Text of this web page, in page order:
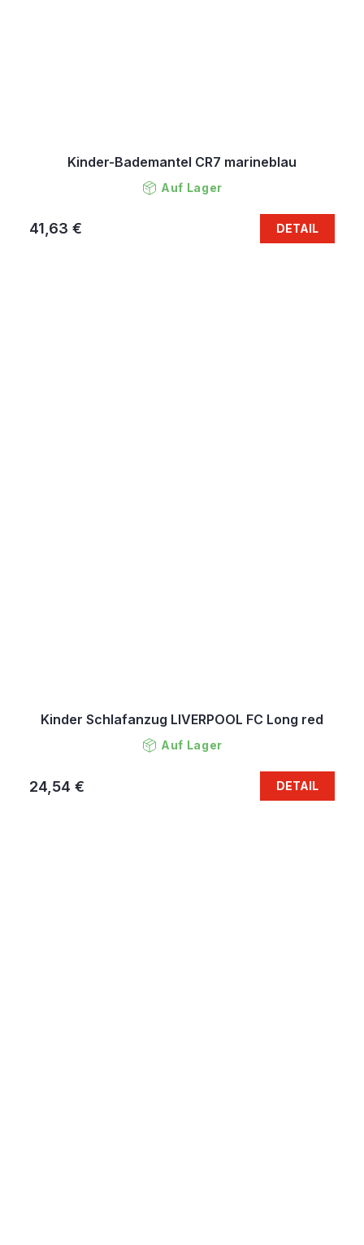
Kinder-Bademantel CR7 marineblau
Auf Lager
41,63 € DETAIL
Kinder Schlafanzug LIVERPOOL FC Long red
Auf Lager
24,54 € DETAIL